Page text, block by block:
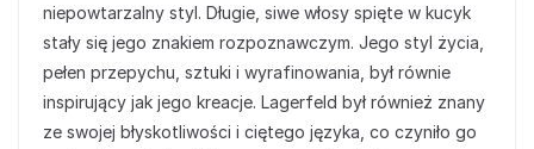
niepowtarzalny styl. Długie, siwe włosy spięte w kucyk
stały się jego znakiem rozpoznawczym. Jego styl życia,
pełen przepychu, sztuki i wyrafinowania, był równie
inspirujący jak jego kreacje. Lagerfeld był również znany
ze swojej błyskotliwości i ciętego języka, co czyniło go